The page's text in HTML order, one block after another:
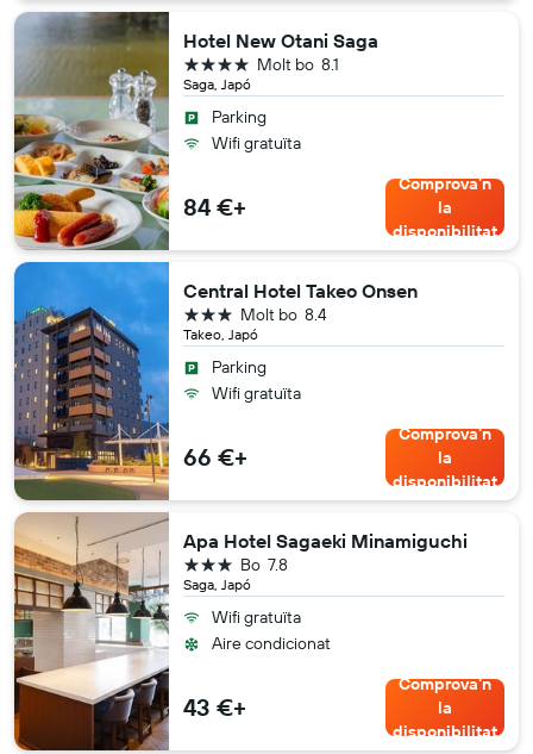
Hotel New Otani Saga
Saga, Japó
8.1
Molt bo
4 estrelles
Parking
Wifi gratuïta
84 €+
Comprova'n
la
disponibilitat
Central Hotel Takeo Onsen
Takeo, Japó
8.4
Molt bo
3 estrelles
Parking
Wifi gratuïta
66 €+
Comprova'n
la
disponibilitat
Apa Hotel Sagaeki Minamiguchi
Saga, Japó
7.8
Bo
3 estrelles
Wifi gratuïta
Aire condicionat
43 €+
Comprova'n
la
disponibilitat